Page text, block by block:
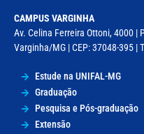
CAMPUS VARGINHA
Av. Celina Ferreira Ottoni, 4000 |
Varginha/MG | CEP: 37048-395 |
Estude na UNIFAL-MG
Graduação
Pesquisa e Pós-graduação
Extensão